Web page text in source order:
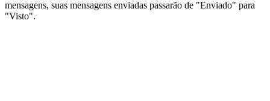
mensagens, suas mensagens enviadas passarão de "Enviado" para
"Visto".